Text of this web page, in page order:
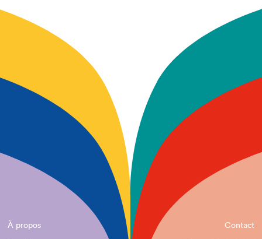
À propos
Contact